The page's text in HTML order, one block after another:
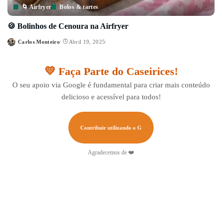
🌀 Airfryer Bolos & tartes
🍪 Bolinhos de Cenoura na Airfryer
Posted
Carlos Monteiro Abril 19, 2025
💛 Faça Parte do Caseirices!
O seu apoio via Google é fundamental para criar mais conteúdo
delicioso e acessível para todos!
Contribuir utilizando o G
Agradecemos de ❤️